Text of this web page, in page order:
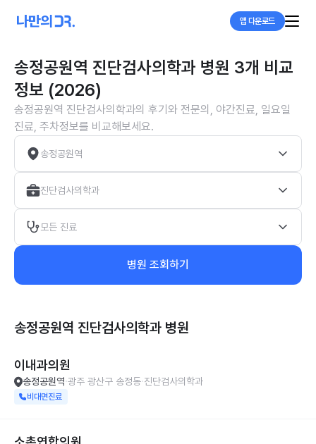
앱 다운로드
송정공원역 진단검사의학과 병원 3개 비교
정보 (2026)
송정공원역 진단검사의학과의 후기와 전문의, 야간진료, 일요일
진료, 주차정보를 비교해보세요.
송정공원역
진단검사의학과
모든 진료
병원 조회하기
송정공원역 진단검사의학과 병원
이내과의원
송정공원역 광주 광산구 송정동 진단검사의학과
비대면진료